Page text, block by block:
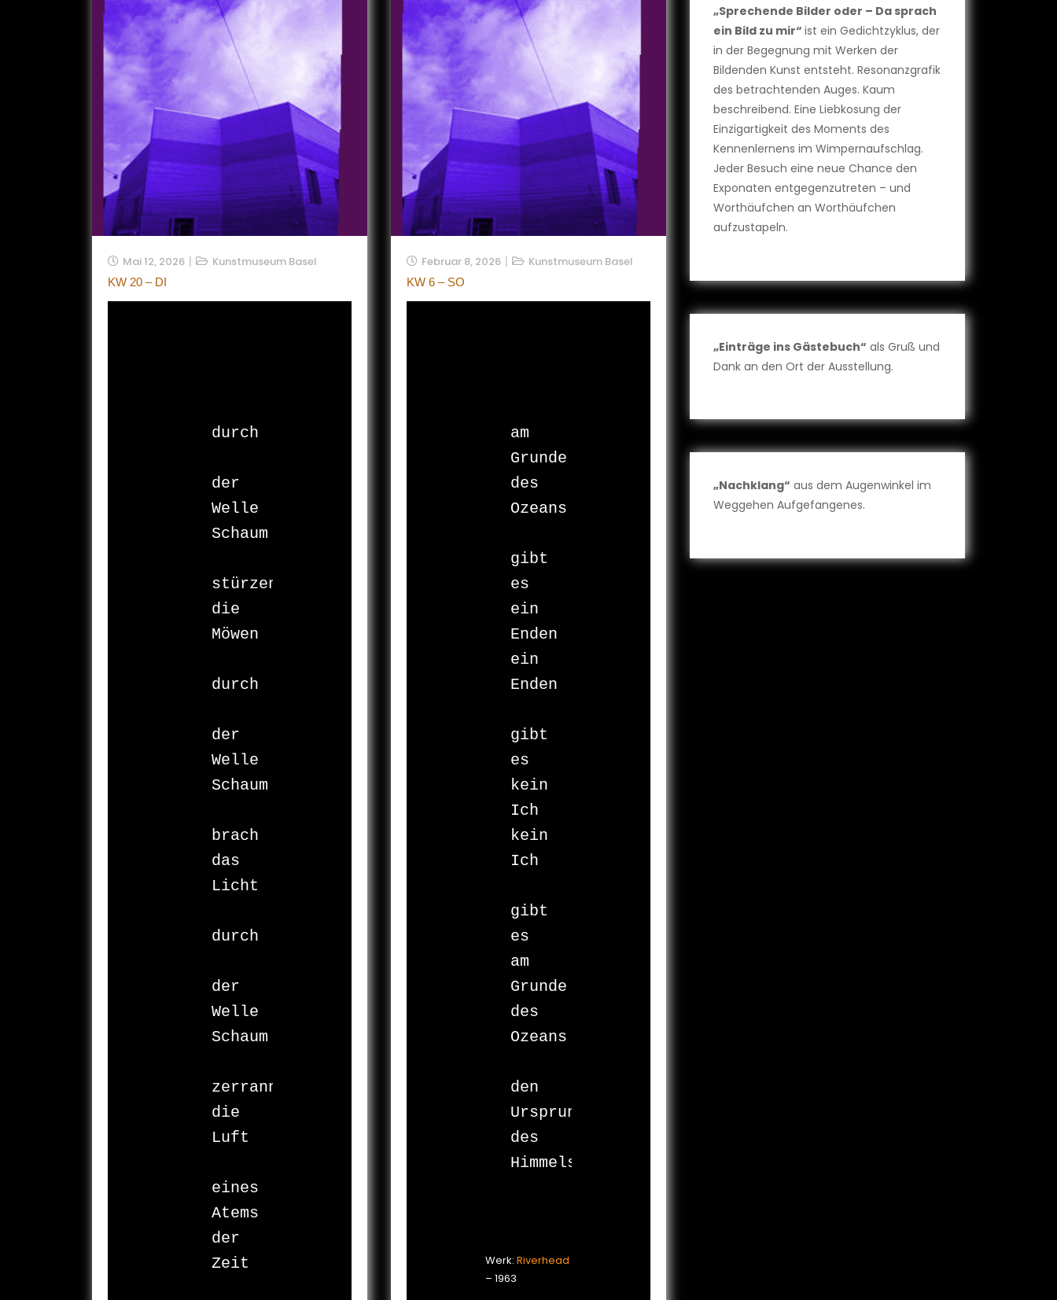
Mai 12, 2026 Kunstmuseum Basel
KW 20 – DI
durch
der
Welle
Schaum
stürzen
die
Möwen
durch
der
Welle
Schaum
brach
das
Licht
durch
der
Welle
Schaum
zerrann
die
Luft
eines
Atems
der
Zeit
Februar 8, 2026 Kunstmuseum Basel
KW 6 – SO
am
Grunde
des
Ozeans
gibt
es
ein
Enden
ein
Enden
gibt
es
kein
Ich
kein
Ich
gibt
es
am
Grunde
des
Ozeans
den
Ursprung
des
Himmels?
Werk: Riverhead
– 1963
„Sprechende Bilder oder – Da sprach
ein Bild zu mir“ ist ein Gedichtzyklus, der
in der Begegnung mit Werken der
Bildenden Kunst entsteht. Resonanzgrafik
des betrachtenden Auges. Kaum
beschreibend. Eine Liebkosung der
Einzigartigkeit des Moments des
Kennenlernens im Wimpernaufschlag.
Jeder Besuch eine neue Chance den
Exponaten entgegenzutreten – und
Worthäufchen an Worthäufchen
aufzustapeln.
„Einträge ins Gästebuch“ als Gruß und
Dank an den Ort der Ausstellung.
„Nachklang“ aus dem Augenwinkel im
Weggehen Aufgefangenes.